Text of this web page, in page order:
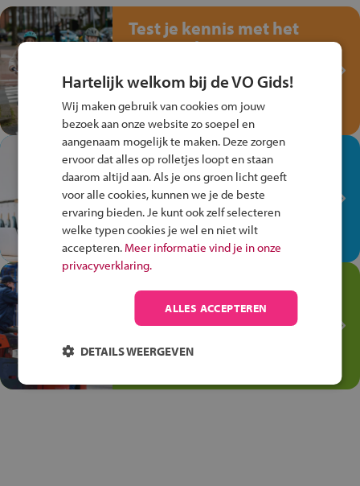
Test je kennis met het
Fiets Veilig
Speel het Fiets Veilig Verkeersspel
en win een Cortina-fiets!
In de winkel ben je op je
plek!
Ontdek via het vmbo jouw talent
op de winkelvloer, waar elke dag
anders is!
Transport en Logistiek
Kies voor vmbo Transport en
logistiek: daar kun je mee
Hartelijk welkom bij de VO Gids!
Wij maken gebruik van cookies om jouw
bezoek aan onze website zo soepel en
aangenaam mogelijk te maken. Deze zorgen
ervoor dat alles op rolletjes loopt en staan
daarom altijd aan. Als je ons groen licht geeft
voor alle cookies, kunnen we je de beste
ervaring bieden. Je kunt ook zelf selecteren
welke typen cookies je wel en niet wilt
accepteren. Meer informatie vind je in onze
privacyverklaring.
ALLES ACCEPTEREN
DETAILS WEERGEVEN